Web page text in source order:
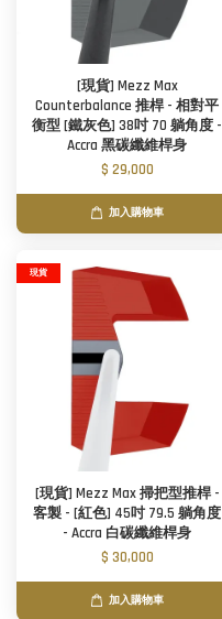
[現貨] Mezz Max
Counterbalance 推桿 - 相對平
衡型 [鐵灰色] 38吋 70 躺角度 -
Accra 黑碳纖維桿身
$ 29,000
加入購物車
現貨
[現貨] Mezz Max 掃把型推桿 -
客製 - [紅色] 45吋 79.5 躺角度
- Accra 白碳纖維桿身
$ 30,000
加入購物車